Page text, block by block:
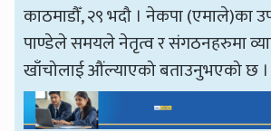
काठमाडौँ, २९ भदौ । नेकपा (एमाले)का
पाण्डेले समयले नेतृत्व र संगठनहरुमा
खाँचोलाई औंल्याएको बताउनुभएको छ ।